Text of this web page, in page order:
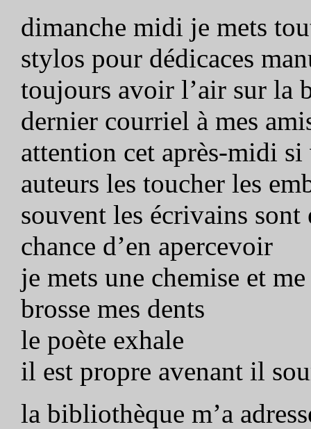
dimanche midi je mets
stylos pour dédicaces
toujours avoir l’air sur la
dernier courriel à mes
attention cet après-midi
auteurs les toucher les
souvent les écrivains sont
chance d’en apercevoir
je mets une chemise et me
brosse mes dents
le poète exhale
il est propre avenant il
la bibliothèque m’a